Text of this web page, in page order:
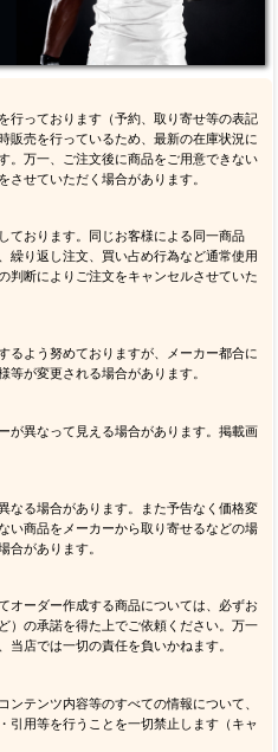
行っております（予約、取り寄せ等の表記
販売を行っているため、最新の在庫状況に
。万一、ご注文後に商品をご用意できない
させていただく場合があります。
ております。同じお客様による同一商品
繰り返し注文、買い占め行為など通常使用
判断によりご注文をキャンセルさせていた
るよう努めておりますが、メーカー都合に
等が変更される場合があります。
が異なって見える場合があります。掲載画
なる場合があります。また予告なく価格変
い商品をメーカーから取り寄せるなどの場
合があります。
オーダー作成する商品については、必ずお
）の承諾を得た上でご依頼ください。万一
当店では一切の責任を負いかねます。
ンテンツ内容等のすべての情報について、
引用等を行うことを一切禁止します（キャ